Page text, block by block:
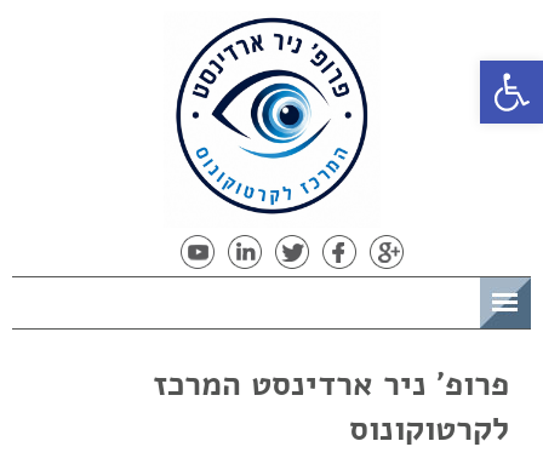
פתח סרגל נגישות
פרופ' ניר ארדינסט המרכז
לקרטוקונוס